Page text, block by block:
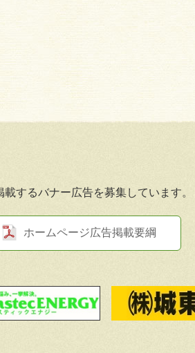
するバナー広告を募集しています。
ホームページ広告掲載要綱